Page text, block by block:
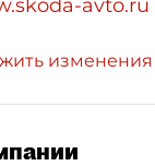
avto.ru
изменения